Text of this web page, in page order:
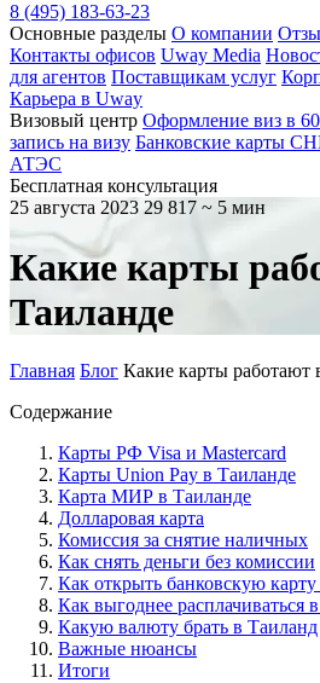
8 (495) 183-63-23
Основные разделы О компании
Контакты офисов Uway Media
для агентов Поставщикам услуг
Карьера в Uway
Визовый центр Оформление виз в
запись на визу Банковские карты
АТЭС
Бесплатная консультация
25 августа 2023 29 817 ~ 5 мин
Какие карты
Таиланде
Главная Блог Какие карты работают
Содержание
Карты РФ Visa и Mastercard
Карты Union Pay в Таиланде
Карта МИР в Таиланде
Долларовая карта
Комиссия за снятие наличных
Как снять деньги без комиссии
Как открыть банковскую
Как выгоднее расплачиваться
Какую валюту брать в Таиланд
Важные нюансы
Итоги